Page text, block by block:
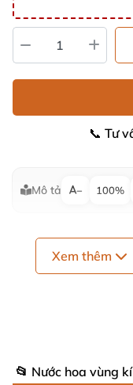
📞 Tư
Mô tả − 100%
Xem thêm
📂 Nước hoa vùng